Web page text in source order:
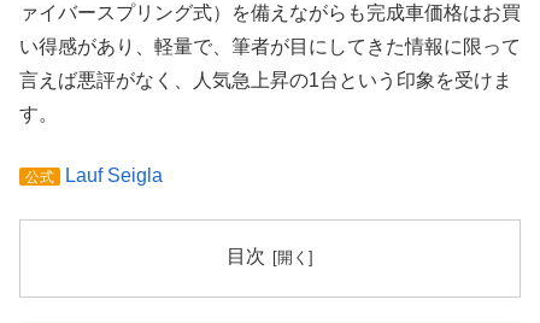
ァイバースプリング式）を備えながらも完成車価格はお買
い得感があり、軽量で、筆者が目にしてきた情報に限って
言えば悪評がなく、人気急上昇の1台という印象を受けま
す。
公式 Lauf Seigla
目次